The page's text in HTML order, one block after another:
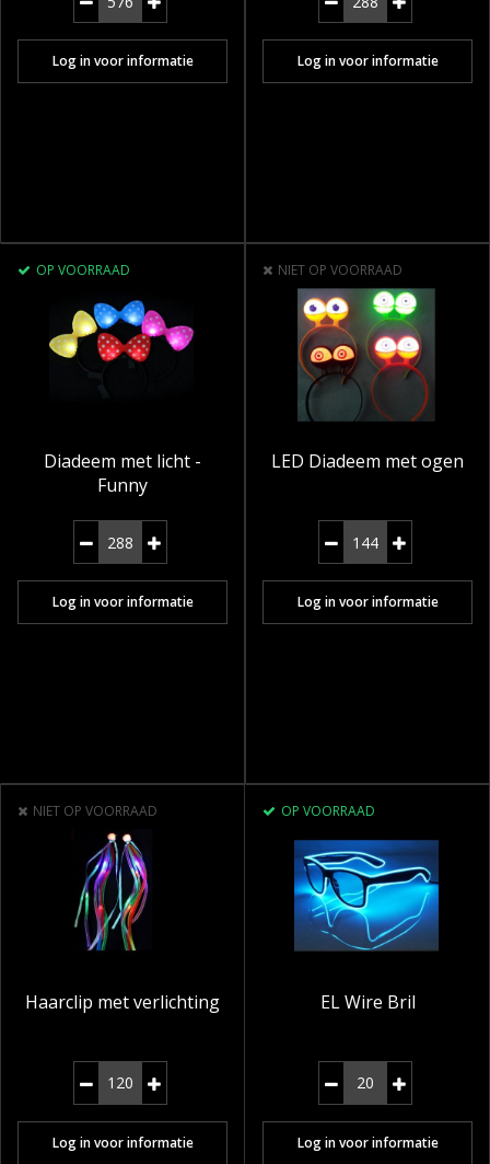
Log in voor informatie Log in voor informatie
OP VOORRAAD
Diadeem met licht -
Funny
Log in voor informatie
NIET OP VOORRAAD
LED Diadeem met ogen
Log in voor informatie
NIET OP VOORRAAD
Haarclip met verlichting
Log in voor informatie
OP VOORRAAD
EL Wire Bril
Log in voor informatie